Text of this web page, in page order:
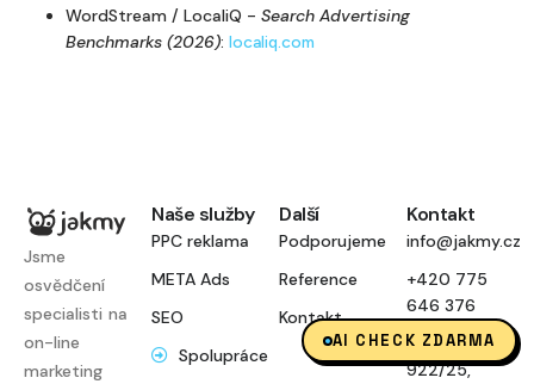
WordStream / LocaliQ - Search Advertising
Benchmarks (2026): localiq.com
Jsme
osvědčení
specialisti na
on-line
marketing
Naše služby
PPC reklama
META Ads
SEO
Spolupráce
Další
Podporujeme
Reference
Kontakt
Kontakt
info@jakmy.cz
+420 775
646 376
Blanická
922/25,
AI CHECK ZDARMA